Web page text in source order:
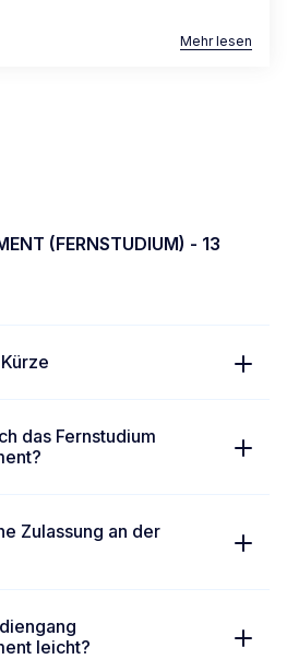
Mehr lesen
(FERNSTUDIUM) - 13
das Fernstudium
Zulassung an der
leicht?